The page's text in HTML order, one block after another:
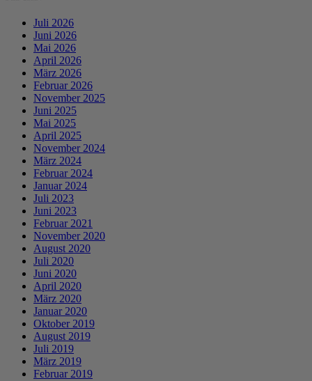
Juli 2026
Juni 2026
Mai 2026
April 2026
März 2026
Februar 2026
November 2025
Juni 2025
Mai 2025
April 2025
November 2024
März 2024
Februar 2024
Januar 2024
Juli 2023
Juni 2023
Februar 2021
November 2020
August 2020
Juli 2020
Juni 2020
April 2020
März 2020
Januar 2020
Oktober 2019
August 2019
Juli 2019
März 2019
Februar 2019